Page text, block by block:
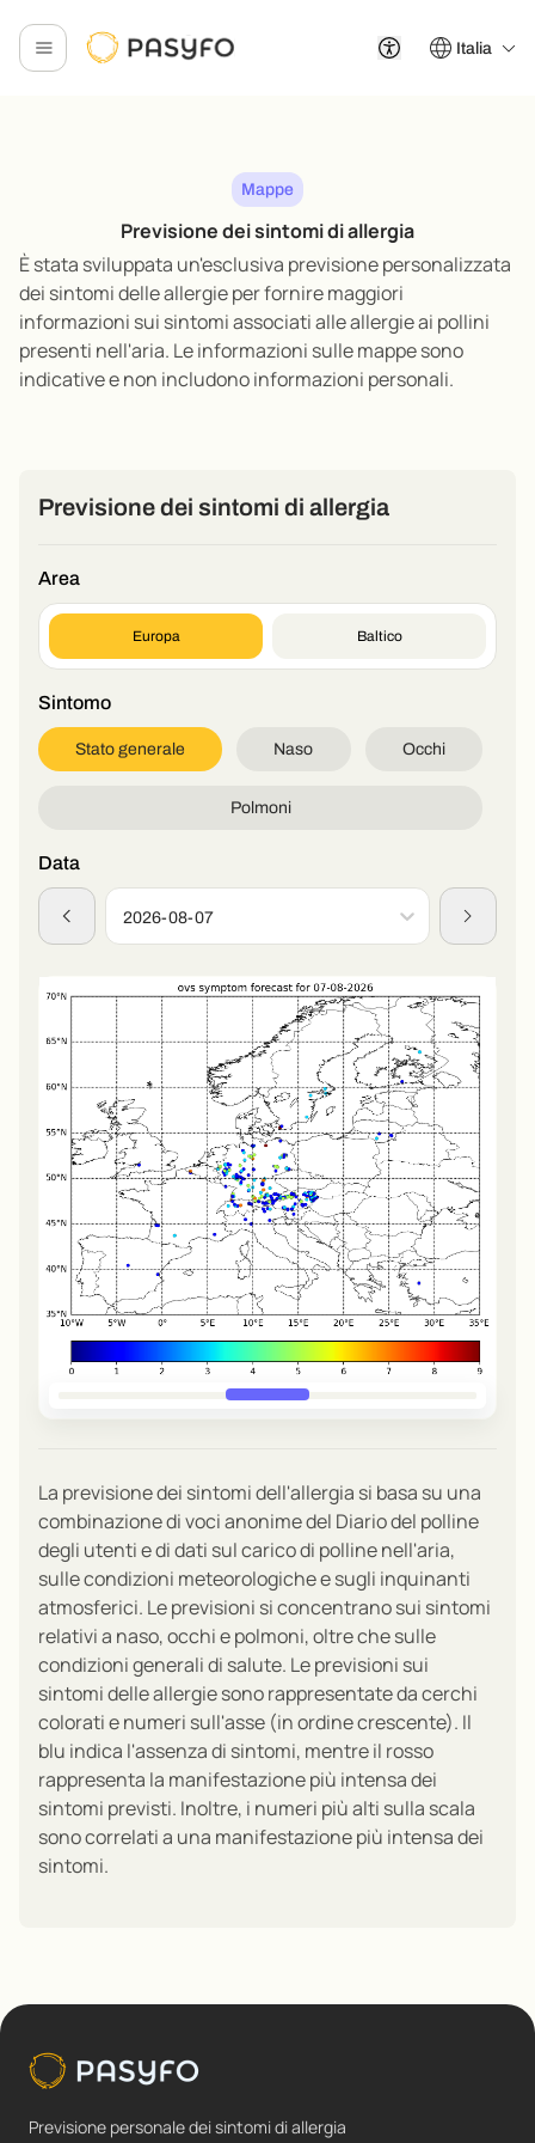
Italia
Mappe
Previsione dei sintomi di allergia
È stata sviluppata un'esclusiva previsione personalizzata
dei sintomi delle allergie per fornire maggiori
informazioni sui sintomi associati alle allergie ai pollini
presenti nell'aria. Le informazioni sulle mappe sono
indicative e non includono informazioni personali.
Previsione dei sintomi di allergia
Area
Europa Baltico
Sintomo
Stato generale Naso Occhi
Polmoni
Data
2026-08-07
La previsione dei sintomi dell'allergia si basa su una
combinazione di voci anonime del Diario del polline
degli utenti e di dati sul carico di polline nell'aria,
sulle condizioni meteorologiche e sugli inquinanti
atmosferici. Le previsioni si concentrano sui sintomi
relativi a naso, occhi e polmoni, oltre che sulle
condizioni generali di salute. Le previsioni sui
sintomi delle allergie sono rappresentate da cerchi
colorati e numeri sull'asse (in ordine crescente). Il
blu indica l'assenza di sintomi, mentre il rosso
rappresenta la manifestazione più intensa dei
sintomi previsti. Inoltre, i numeri più alti sulla scala
sono correlati a una manifestazione più intensa dei
sintomi.
Previsione personale dei sintomi di allergia